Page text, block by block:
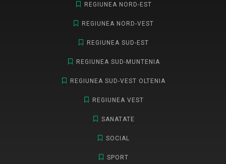
REGIUNEA NORD-EST
REGIUNEA NORD-VEST
REGIUNEA SUD-EST
REGIUNEA SUD-MUNTENIA
REGIUNEA SUD-VEST OLTENIA
REGIUNEA VEST
SANATATE
SOCIAL
SPORT